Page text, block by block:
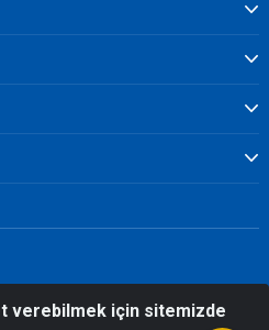
Sinop İl Afet ve Acil Durum
verebilmek için sitemizde